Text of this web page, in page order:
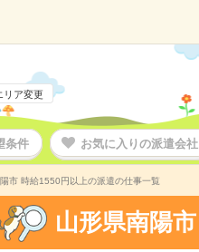
リア変更
条件 お気に入りの派遣会社
市 時給1550円以上の派遣の仕事一覧
山形県南陽市